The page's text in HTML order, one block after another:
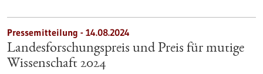
Pressemitteilung - 14.08.2024
Landesforschungspreis und Preis für mutige
Wissenschaft 2024